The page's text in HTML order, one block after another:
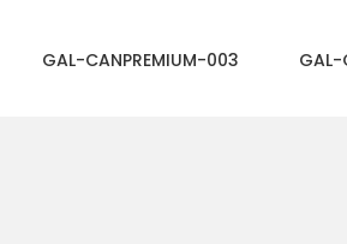
GAL-CANPREMIUM-003 GAL-